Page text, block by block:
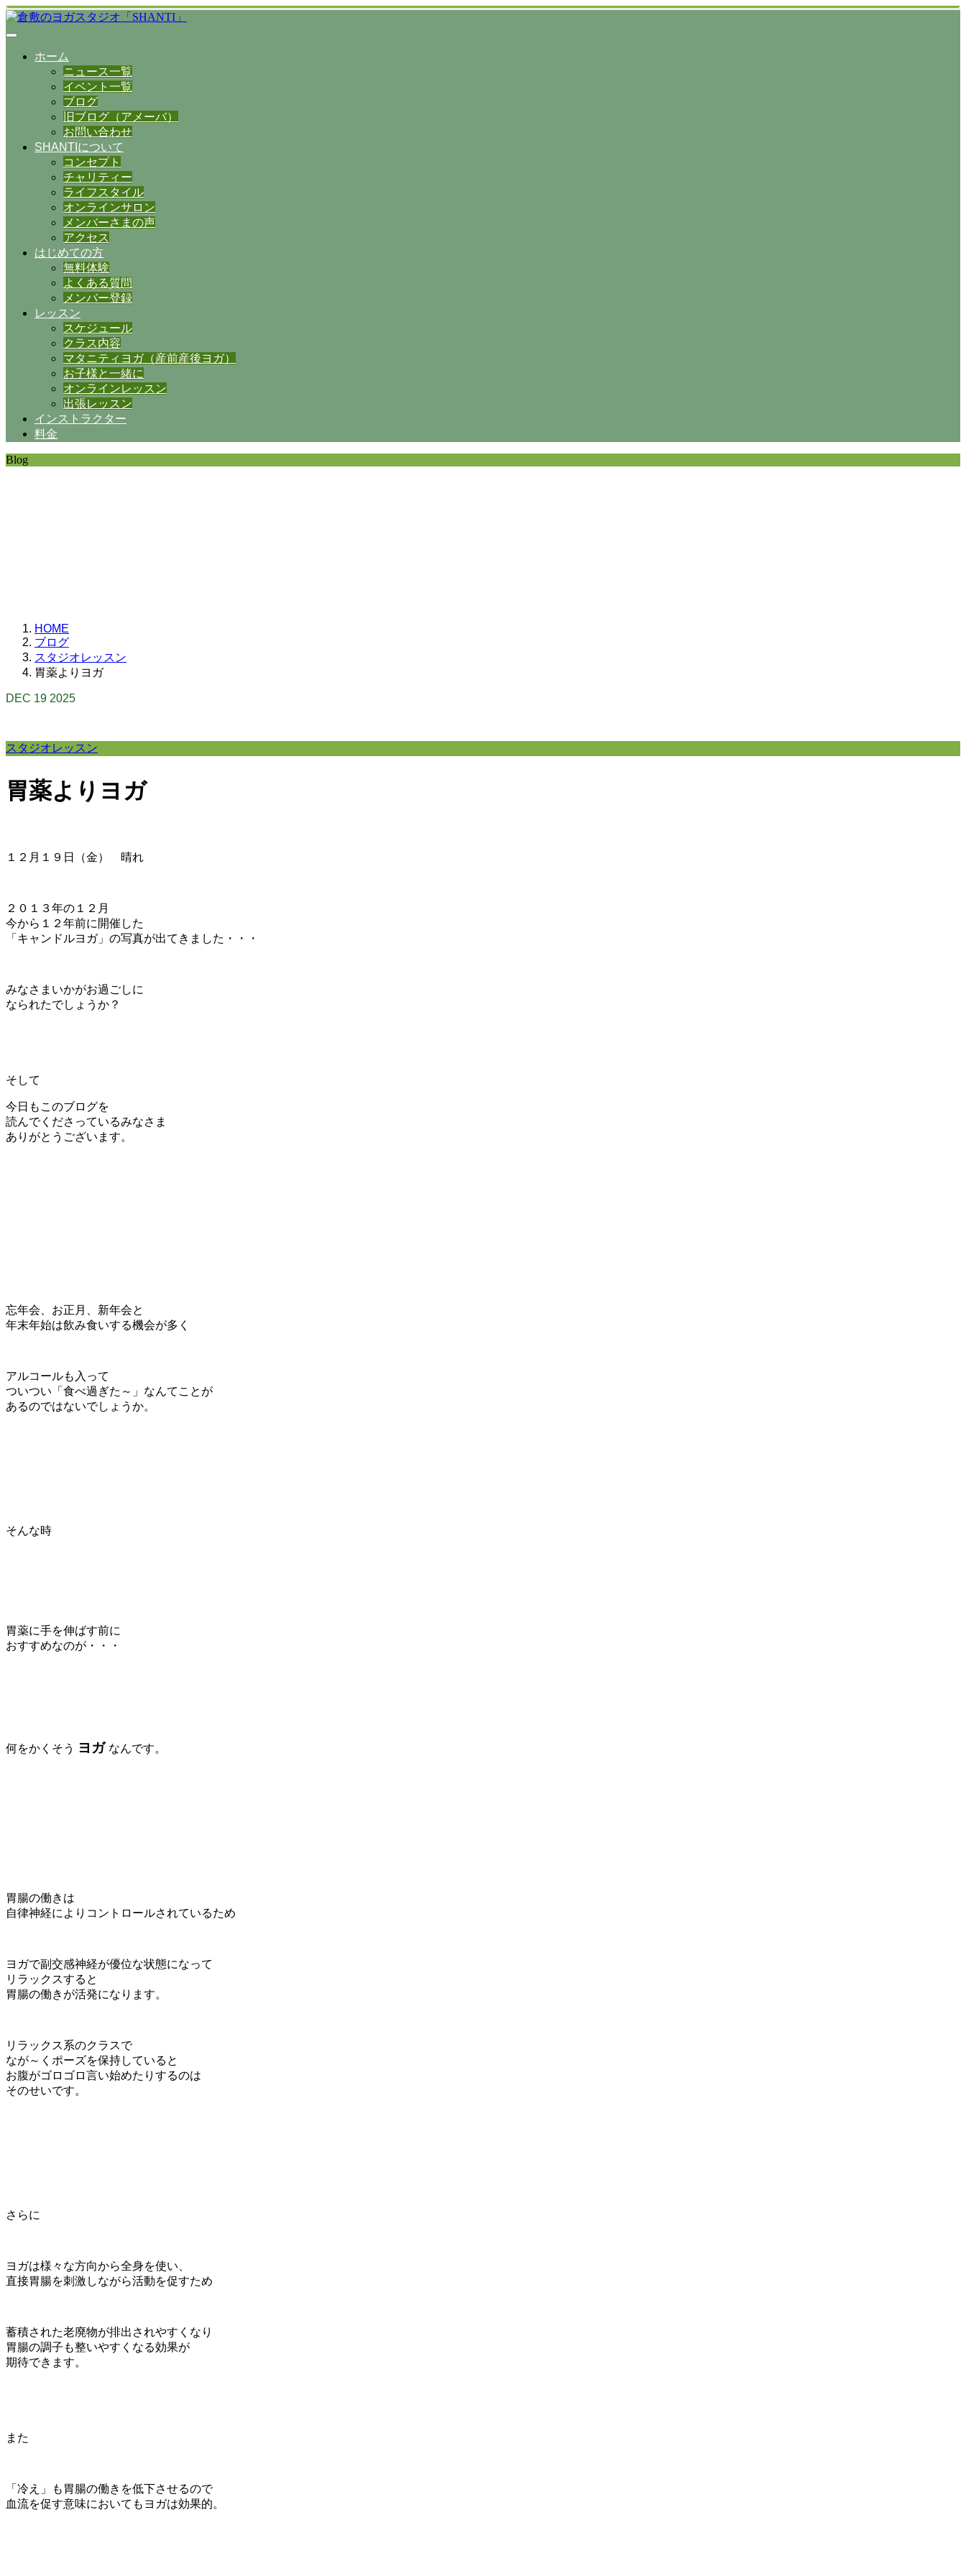
ホーム
ニュース一覧
イベント一覧
ブログ
旧ブログ（アメーバ）
お問い合わせ
SHANTIについて
コンセプト
チャリティー
ライフスタイル
オンラインサロン
メンバーさまの声
アクセス
はじめての方
無料体験
よくある質問
メンバー登録
レッスン
スケジュール
クラス内容
マタニティヨガ（産前産後ヨガ）
お子様と一緒に
オンラインレッスン
出張レッスン
インストラクター
料金
Blog
HOME
ブログ
スタジオレッスン
胃薬よりヨガ
DEC 19 2025
スタジオレッスン
胃薬よりヨガ
１２月１９日（金） 晴れ
２０１３年の１２月
今から１２年前に開催した
「キャンドルヨガ」の写真が出てきました・・・
みなさまいかがお過ごしに
なられたでしょうか？
そして
今日もこのブログを
読んでくださっているみなさま
ありがとうございます。
忘年会、お正月、新年会と
年末年始は飲み食いする機会が多く
アルコールも入って
ついつい「食べ過ぎた～」なんてことが
あるのではないでしょうか。
そんな時
胃薬に手を伸ばす前に
おすすめなのが・・・
何をかくそう ヨガ なんです。
胃腸の働きは
自律神経によりコントロールされているため
ヨガで副交感神経が優位な状態になって
リラックスすると
胃腸の働きが活発になります。
リラックス系のクラスで
なが～くポーズを保持していると
お腹がゴロゴロ言い始めたりするのは
そのせいです。
さらに
ヨガは様々な方向から全身を使い、
直接胃腸を刺激しながら活動を促すため
蓄積された老廃物が排出されやすくなり
胃腸の調子も整いやすくなる効果が
期待できます。
また
「冷え」も胃腸の働きを低下させるので
血流を促す意味においてもヨガは効果的。